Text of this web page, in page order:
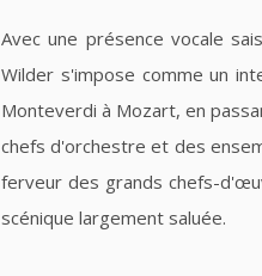
Avec une présence vocale
Wilder s'impose comme un
Monteverdi à Mozart, en
chefs d'orchestre et des
ferveur des grands chefs-
scénique largement saluée.